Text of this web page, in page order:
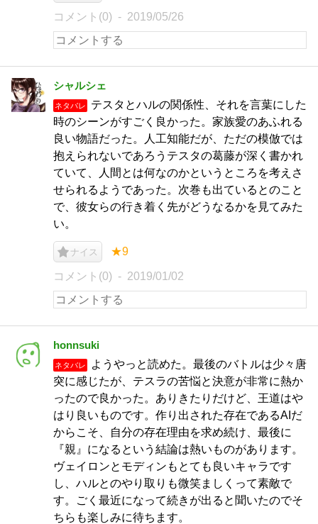
コメント(0) 2019/05/26
シャルシェ
ネタバレ
テスタとハルの関係性、それを言葉にした
時のシーンがすごく良かった。家族愛のあふれる
良い物語だった。人工知能だが、ただの模倣では
抱えられないであろうテスタの葛藤が深く書かれ
ていて、人間とは何なのかというところを考えさ
せられるようであった。次巻も出ているとのこと
で、彼女らの行き着く先がどうなるかを見てみた
い。
ナイス ★9
コメント(0) 2019/01/02
honnsuki
ネタバレ
ようやっと読めた。最後のバトルは少々唐
突に感じたが、テスラの苦悩と決意が非常に熱か
ったので良かった。ありきたりだけど、王道はや
はり良いものです。作り出された存在であるAIだ
からこそ、自分の存在理由を求め続け、最後に
『親』になるという結論は熱いものがあります。
ヴェイロンとモディンもとても良いキャラです
し、ハルとのやり取りも微笑ましくって素敵で
す。ごく最近になって続きが出ると聞いたのでそ
ちらも楽しみに待ちます。